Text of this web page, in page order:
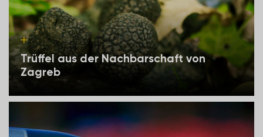
Trüffel aus der Nachbarschaft von
Zagreb